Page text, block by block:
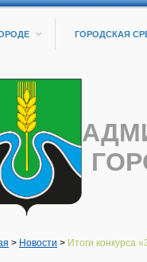
ГОРОДСКАЯ
> Новости > Итоги конкурса